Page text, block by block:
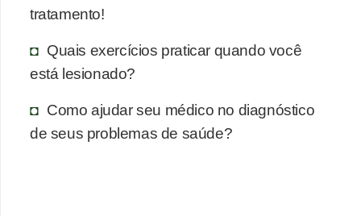
tratamento!
Quais exercícios praticar quando você
está lesionado?
Como ajudar seu médico no diagnóstico
de seus problemas de saúde?